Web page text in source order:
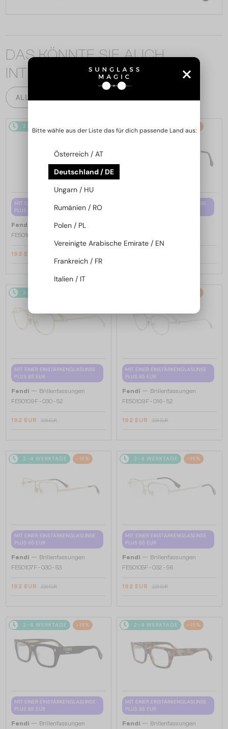
DAS KÖNNTE SIE AUCH
INTERESSIEREN
ALLE PRODUKTE
2-4 WERKTAGE
MIT EINER EINSTÄRKENGLASLINSE
PLUS 65 EUR
Fendi
Brillenfassungen
FE50100I - 001 - 53
192 EUR
MIT EINER EINSTÄRKENGLASLINSE
2-4 WERKTAGE
MIT EINER EINSTÄRKENGLASLINSE
PLUS 65 EUR
Fendi — Brillenfassungen
FE50109F - 030 - 52
192 EUR 226 EUR
MIT EINER EINSTÄRKENGLASLINSE
PLUS 65 EUR
Fendi — Brillenfassungen
FE50109F - 016 - 52
192 EUR 226 EUR
2-4 WERKTAGE -15%
MIT EINER EINSTÄRKENGLASLINSE
PLUS 65 EUR
Fendi — Brillenfassungen
FE50107F - 030 - 53
192 EUR 226 EUR
2-4 WERKTAGE -15%
MIT EINER EINSTÄRKENGLASLINSE
PLUS 65 EUR
Fendi — Brillenfassungen
FE50105F - 032 - 56
192 EUR 226 EUR
2-4 WERKTAGE -15%
MIT EINER EINSTÄRKENGLASLINSE
PLUS 65 EUR
Fendi — Brillenfassungen
2-4 WERKTAGE -15%
MIT EINER EINSTÄRKENGLASLINSE
PLUS 65 EUR
Fendi — Brillenfassungen
Bitte wähle aus der Liste das für dich passende Land aus:
Österreich / AT
Deutschland / DE
Ungarn / HU
Rumänien / RO
Polen / PL
Vereinigte Arabische Emirate / EN
Frankreich / FR
Italien / IT